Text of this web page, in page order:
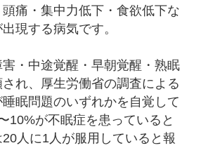
痛・集中力低下・食欲低下な
現する病気です。
・中途覚醒・早朝覚醒・熟眠
れ、厚生労働省の調査による
眠問題のいずれかを自覚して
10%が不眠症を患っていると
人に1人が服用していると報